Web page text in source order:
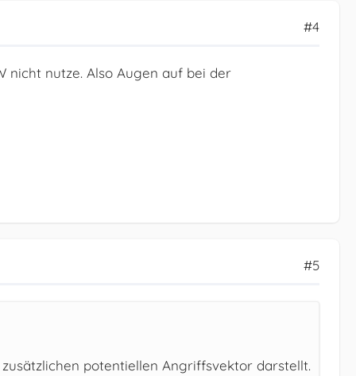
#4
nicht nutze. Also Augen auf bei der
#5
potentiellen Angriffsvektor darstellt.